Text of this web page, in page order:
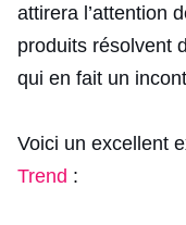
attirera l’attention
produits résolvent
qui en fait un
Voici un excellent
Trend :